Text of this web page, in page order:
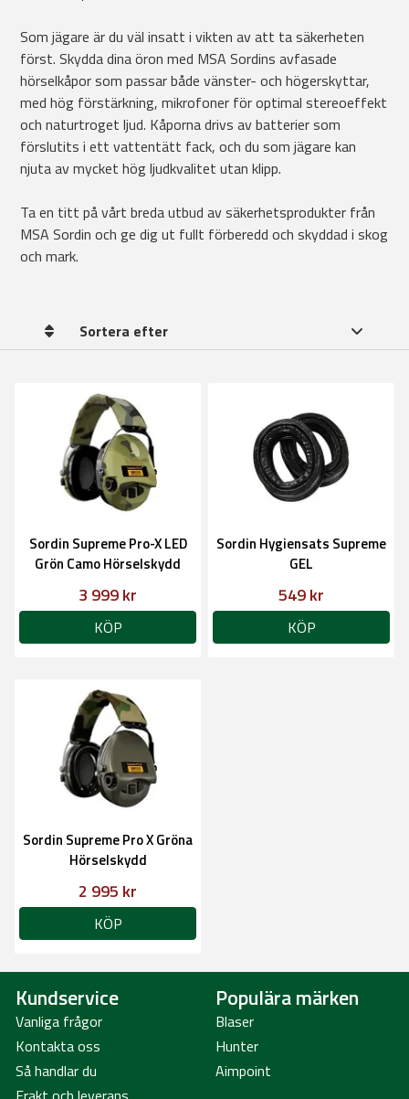
Som jägare är du väl insatt i vikten av att ta säkerheten
först. Skydda dina öron med MSA Sordins avfasade
hörselkåpor som passar både vänster- och högerskyttar,
med hög förstärkning, mikrofoner för optimal stereoeffekt
och naturtroget ljud. Kåporna drivs av batterier som
förslutits i ett vattentätt fack, och du som jägare kan
njuta av mycket hög ljudkvalitet utan klipp.
Ta en titt på vårt breda utbud av säkerhetsprodukter från
MSA Sordin och ge dig ut fullt förberedd och skyddad i skog
och mark.
Sortera efter
Sordin Supreme Pro-X LED
Grön Camo Hörselskydd
3 999 kr
KÖP
Sordin Hygiensats Supreme
GEL
549 kr
KÖP
Sordin Supreme Pro X Gröna
Hörselskydd
2 995 kr
KÖP
Kundservice
Vanliga frågor
Kontakta oss
Så handlar du
Populära märken
Blaser
Hunter
Aimpoint